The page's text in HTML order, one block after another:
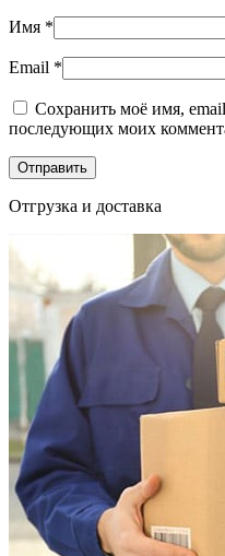
Имя *
Email *
Сохранить моё имя, email
последующих моих
Отгрузка и доставка